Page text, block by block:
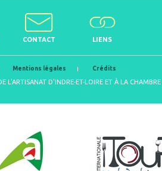
CONTACT LIENS
Mentions légales Crédits
L'ARTISANAT D'INDRE-ET-LOIRE ET À LA